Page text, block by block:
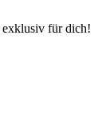
exklusiv für dich!